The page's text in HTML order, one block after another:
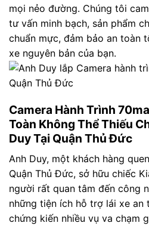
mọi nẻo đường. Chúng tôi
tư vấn minh bạch, sản phẩm
chuẩn mực, đảm bảo an toàn
xe nguyên bản của bạn.
Camera Hành Trình
Toàn Không Thể Thiếu
Duy Tại Quận Thủ Đức
Anh Duy, một khách hàng
Quận Thủ Đức, sở hữu chiếc
người rất quan tâm đến công
những tiện ích hỗ trợ lái xe an
chứng kiến nhiều vụ va chạm